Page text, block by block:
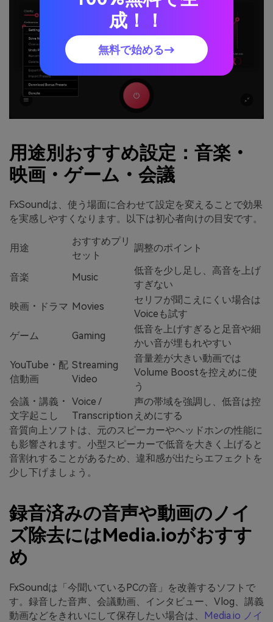
用途別おすすめ設定：音楽・
映画・ゲーム・会議
FxSoundは、使う場面に合わせて設定を変えることで効果
を実感しやすくなります。以下は初心者向けの目安です。
用途
おすすめプリ
セット
調整のポイント
音楽 Music
低音を少し足し、高音を上げ
すぎない
映画・ドラマ Movies
セリフが聞こえにくい場合は
Voiceも試す
ゲーム
Gaming
低音を上げすぎると足音や細
かい音が埋もれやすい
YouTube・配
信動画
Streaming
Video
音量差が大きい動画では
Volume Boostを控えめに使
う
会議・講義・
文字起こし
Voice /
Transcription
声の帯域を強調し、低音は控
えめにする
音質向上ソフトは、元のスピーカーやヘッドホンの性能に
も影響されます。小型スピーカーで低音を大きく上げると
音割れすることがあるため、違和感が出たらエフェクトを
少し下げましょう。
録音済みの音声や動画のノイ
ズ除去にはMedia.ioがおすす
め
FxSoundは「今聞いているPCの音」を改善するソフトで
す。録音した音声、会議動画、インタビュー、Vlog、講義
動画などをきれいにして保存したい場合は、 Media.io ノイ
成！！
無料で始める→